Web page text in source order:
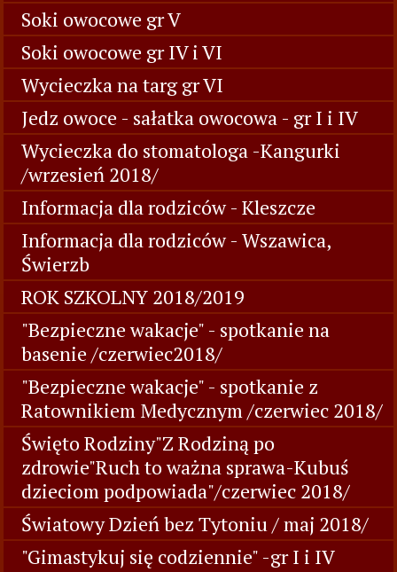
Soki owocowe gr V
Soki owocowe gr IV i VI
Wycieczka na targ gr VI
Jedz owoce - sałatka owocowa - gr I i IV
Wycieczka do stomatologa -Kangurki
/wrzesień 2018/
Informacja dla rodziców - Kleszcze
Informacja dla rodziców - Wszawica,
Świerzb
ROK SZKOLNY 2018/2019
"Bezpieczne wakacje" - spotkanie na
basenie /czerwiec2018/
"Bezpieczne wakacje" - spotkanie z
Ratownikiem Medycznym /czerwiec 2018/
Święto Rodziny"Z Rodziną po
zdrowie"Ruch to ważna sprawa-Kubuś
dzieciom podpowiada"/czerwiec 2018/
Światowy Dzień bez Tytoniu / maj 2018/
"Gimastykuj się codziennie" -gr I i IV